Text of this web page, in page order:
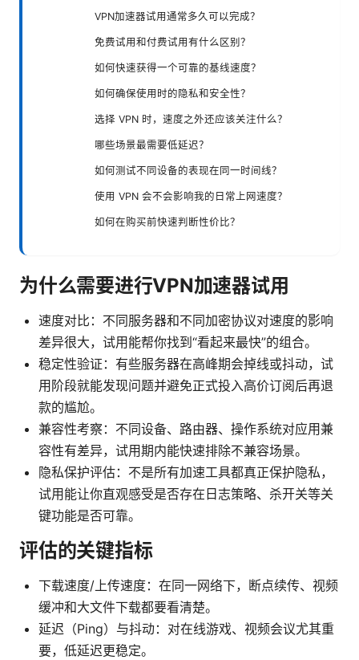
VPN加速器试用通常多久可以完成？
免费试用和付费试用有什么区别？
如何快速获得一个可靠的基线速度？
如何确保使用时的隐私和安全性？
选择 VPN 时，速度之外还应该关注什么？
哪些场景最需要低延迟？
如何测试不同设备的表现在同一时间线？
使用 VPN 会不会影响我的日常上网速度？
如何在购买前快速判断性价比？
为什么需要进行VPN加速器试用
速度对比：不同服务器和不同加密协议对速度的影响
差异很大，试用能帮你找到“看起来最快”的组合。
稳定性验证：有些服务器在高峰期会掉线或抖动，试
用阶段就能发现问题并避免正式投入高价订阅后再退
款的尴尬。
兼容性考察：不同设备、路由器、操作系统对应用兼
容性有差异，试用期内能快速排除不兼容场景。
隐私保护评估：不是所有加速工具都真正保护隐私，
试用能让你直观感受是否存在日志策略、杀开关等关
键功能是否可靠。
评估的关键指标
下载速度/上传速度：在同一网络下，断点续传、视频
缓冲和大文件下载都要看清楚。
延迟（Ping）与抖动：对在线游戏、视频会议尤其重
要，低延迟更稳定。